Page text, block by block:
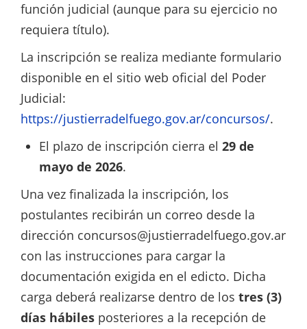
función judicial (aunque para su ejercicio no
requiera título).
La inscripción se realiza mediante formulario
disponible en el sitio web oficial del Poder
Judicial:
https://justierradelfuego.gov.ar/concursos/.
El plazo de inscripción cierra el 29 de
mayo de 2026.
Una vez finalizada la inscripción, los
postulantes recibirán un correo desde la
dirección concursos@justierradelfuego.gov.ar
con las instrucciones para cargar la
documentación exigida en el edicto. Dicha
carga deberá realizarse dentro de los tres (3)
días hábiles posteriores a la recepción de